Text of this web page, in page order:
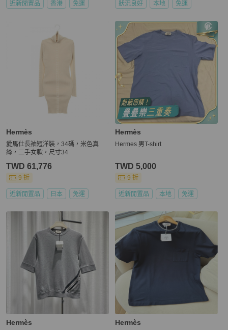
近新閒置品 香港 免運 狀況良好 本地 免運
Hermès
愛馬仕長袖短洋裝，34碼，米色真
絲，二手女款，尺寸34
TWD 61,776
9 折
近新閒置品 日本 免運
Hermès
Hermes 男T-shirt
TWD 5,000
9 折
近新閒置品 本地 免運
Hermès Hermès